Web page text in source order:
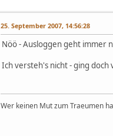
25. September 2007, 14:56:28
Nöö - Ausloggen geht immer
Ich versteh's nicht - ging
Wer keinen Mut zum Traeumen